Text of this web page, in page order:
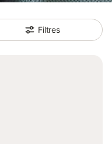
Filtres